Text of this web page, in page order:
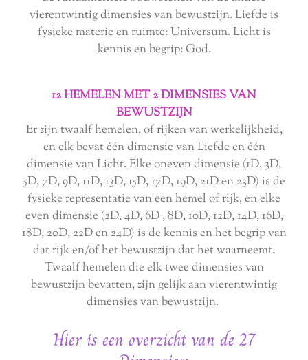
vierentwintig dimensies van bewustzijn. Liefde is
fysieke materie en ruimte: Universum. Licht is
kennis en begrip: God.
12 HEMELEN MET 2 DIMENSIES VAN
BEWUSTZIJN
Er zijn twaalf hemelen, of rijken van werkelijkheid,
en elk bevat één dimensie van Liefde en één
dimensie van Licht. Elke oneven dimensie (1D, 3D,
5D, 7D, 9D, 11D, 13D, 15D, 17D, 19D, 21D en 23D) is de
fysieke representatie van een hemel of rijk, en elke
even dimensie (2D, 4D, 6D , 8D, 10D, 12D, 14D, 16D,
18D, 20D, 22D en 24D) is de kennis en het begrip van
dat rijk en/of het bewustzijn dat het waarneemt.
Twaalf hemelen die elk twee dimensies van
bewustzijn bevatten, zijn gelijk aan vierentwintig
dimensies van bewustzijn.
Hier is een overzicht van de 27